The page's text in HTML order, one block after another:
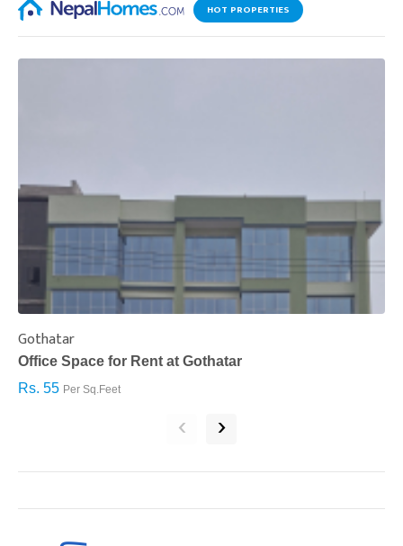
HOT PROPERTIES
Gothatar
Office Space for Rent at Gothatar
Rs. 55 Per Sq.Feet
‹ ›